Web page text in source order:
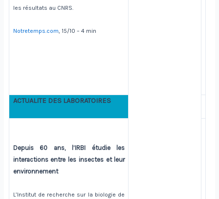
les résultats au CNRS.
Notretemps.com, 15/10 – 4 min
ACTUALITE DES LABORATOIRES
Depuis 60 ans, l’IRBI étudie les
interactions entre les insectes et leur
environnement
L’Institut de recherche sur la biologie de